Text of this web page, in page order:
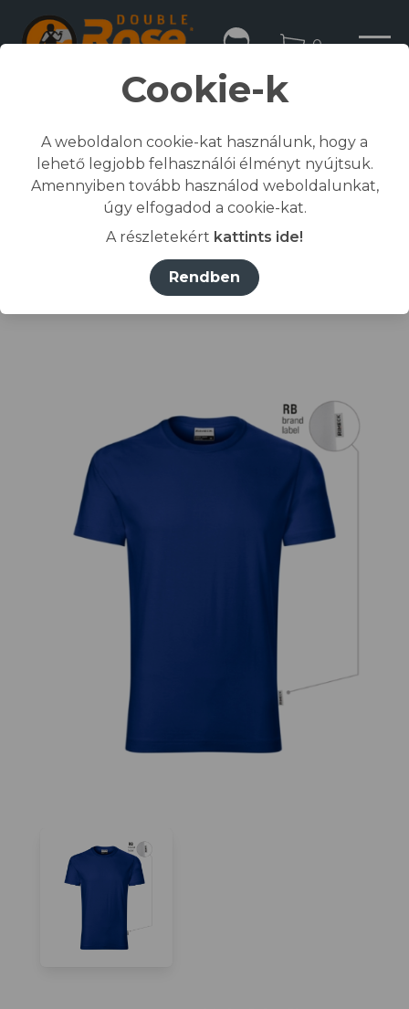
0
Kezdőlap
Összes termék
Munkaruházat
póló, ing, blúz
RIMECK® Póló férfi királykék (brand label) L
Cookie-k
A weboldalon cookie-kat használunk, hogy a
lehető legjobb felhasználói élményt nyújtsuk.
Amennyiben tovább használod weboldalunkat,
úgy elfogadod a cookie-kat.
A részletekért kattints ide!
Rendben